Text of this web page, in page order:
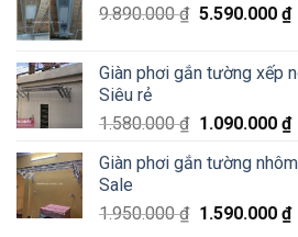
200K
9.890.000₫ 5.590.000 ₫
Giàn phơi gắn tường xếp
Siêu rẻ
1.580.000₫ 1.090.000 ₫
Giàn phơi gắn tường
Sale
1.950.000₫ 1.590.000 ₫